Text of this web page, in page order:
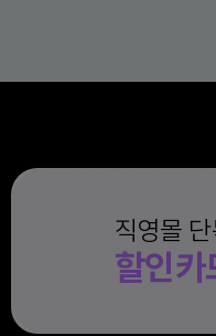
직영몰
할인카